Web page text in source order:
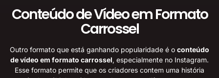
Conteúdo de Vídeo em Formato
Carrossel
Outro formato que está ganhando popularidade é o conteúdo
de vídeo em formato carrossel, especialmente no Instagram.
Esse formato permite que os criadores contem uma história